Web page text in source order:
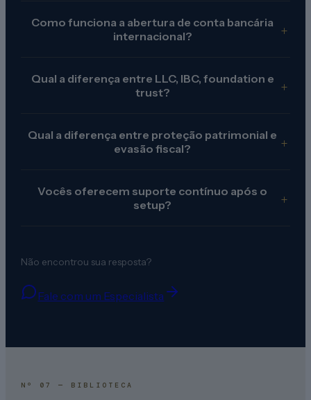
Como funciona a abertura de conta bancária
internacional?
+
Qual a diferença entre LLC, IBC, foundation e
trust?
+
Qual a diferença entre proteção patrimonial e
evasão fiscal?
+
Vocês oferecem suporte contínuo após o
setup?
+
Não encontrou sua resposta?
Fale com um Especialista
Nº 07 — BIBLIOTECA